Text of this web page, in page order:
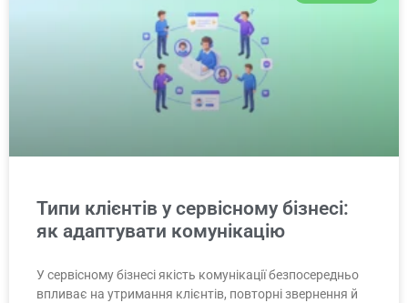
Типи клієнтів у сервісному бізнесі:
як адаптувати комунікацію
У сервісному бізнесі якість комунікації безпосередньо
впливає на утримання клієнтів, повторні звернення й